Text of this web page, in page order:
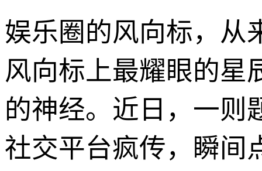
娱乐圈的风向标，从
风向标上最耀眼的星
的神经。近日，一则
社交平台疯传，瞬间